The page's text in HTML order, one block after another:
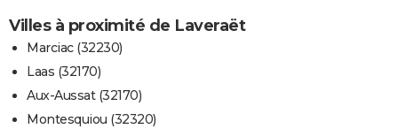
Villes à proximité de Laveraët
Marciac (32230)
Laas (32170)
Aux-Aussat (32170)
Montesquiou (32320)